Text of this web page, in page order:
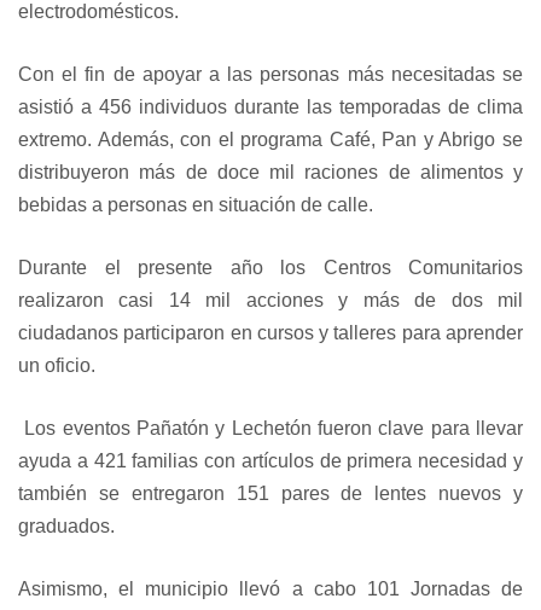
electrodomésticos.
Con el fin de apoyar a las personas más necesitadas se
asistió a 456 individuos durante las temporadas de clima
extremo. Además, con el programa Café, Pan y Abrigo se
distribuyeron más de doce mil raciones de alimentos y
bebidas a personas en situación de calle.
Durante el presente año los Centros Comunitarios
realizaron casi 14 mil acciones y más de dos mil
ciudadanos participaron en cursos y talleres para aprender
un oficio.
Los eventos Pañatón y Lechetón fueron clave para llevar
ayuda a 421 familias con artículos de primera necesidad y
también se entregaron 151 pares de lentes nuevos y
graduados.
Asimismo, el municipio llevó a cabo 101 Jornadas de